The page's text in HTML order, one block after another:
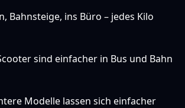
Bahnsteige, ins Büro – jedes Kilo
sind einfacher in Bus und Bahn
Modelle lassen sich einfacher